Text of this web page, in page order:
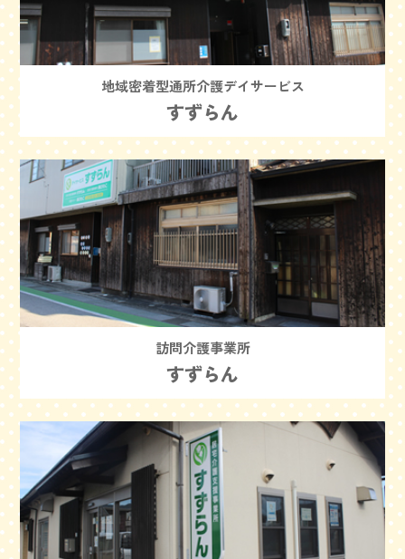
地域密着型通所介護デイサービス
すずらん
訪問介護事業所
すずらん